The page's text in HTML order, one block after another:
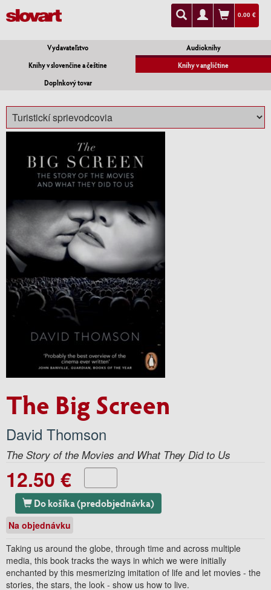
0.00 €
Vydavateľstvo
Audioknihy
Knihy v slovenčine a češtine
Knihy v angličtine
Doplnkový tovar
The Big Screen
David Thomson
The Story of the Movies and What They Did to Us
12.50 €
Do košíka (predobjednávka)
Na objednávku
Taking us around the globe, through time and across multiple
media, this book tracks the ways in which we were initially
enchanted by this mesmerizing imitation of life and let movies - the
stories, the stars, the look - show us how to live.